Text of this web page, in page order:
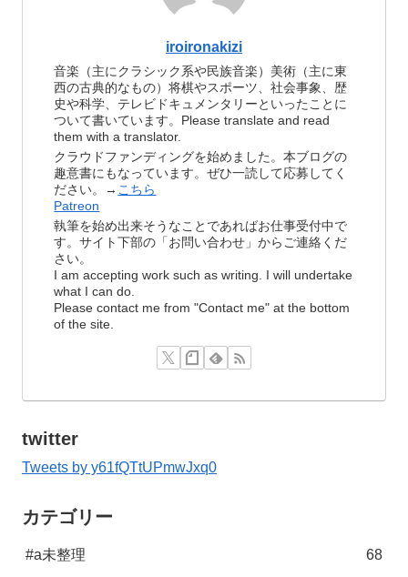
iroironakizi
音楽（主にクラシック系や民族音楽）美術（主に東
西の古典的なもの）将棋やスポーツ、社会事象、歴
史や科学、テレビドキュメンタリーといったことに
ついて書いています。Please translate and read
them with a translator.
クラウドファンディングを始めました。本ブログの
趣意書にもなっています。ぜひ一読して応募してく
ださい。→ こちら
Patreon
執筆を始め出来そうなことであればお仕事受付中で
す。サイト下部の「お問い合わせ」からご連絡くだ
さい。
I am accepting work such as writing. I will undertake
what I can do.
Please contact me from "Contact me" at the bottom
of the site.
twitter
Tweets by y61fQTtUPmwJxq0
カテゴリー
#a未整理 68